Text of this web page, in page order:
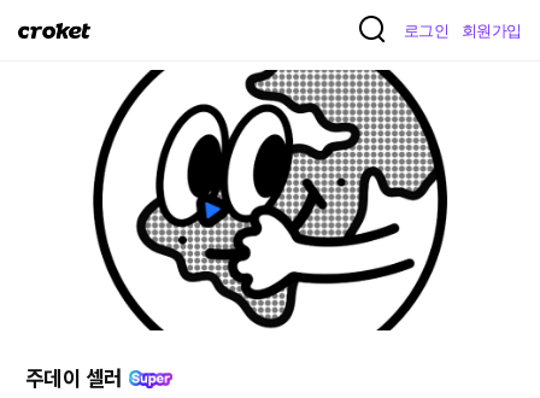
크
로그인 회원가입
주데이 셀러